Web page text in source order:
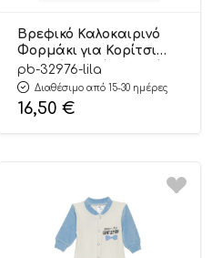
Βρεφικό Καλοκαιρινό
Φορμάκι για Κορίτσι
Μπαλόνι Λιλά Μακρύ
Μανίκι, Ψιλή Πλέξη
Υφάσματος,
Βαμβακερό 100% –
pb-32976-lila
Διαθέσιμο από 15-30 ημέρες
16,50 €